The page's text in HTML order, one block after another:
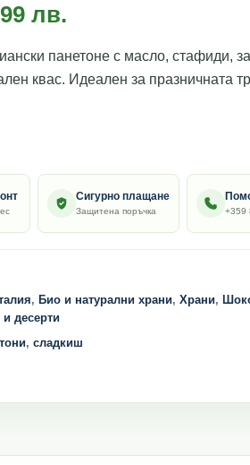
лв.
панетоне с масло, стафиди,
квас. Идеален за празничната
Сигурно плащане
Защитена поръчка +359
, Био и натурални храни, Храни,
десерти
, сладкиш